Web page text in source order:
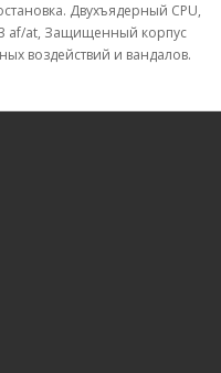
Двухъядерный CPU,
af/at, Защищенный корпус
воздействий и вандалов.